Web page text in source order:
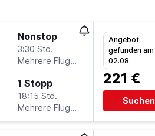
Nonstop
3:30 Std.
Mehrere Fluglinien
1 Stopp
18:15 Std.
Mehrere Fluglinien
Angebot
gefunden am
02.08.
221 €
Suchen